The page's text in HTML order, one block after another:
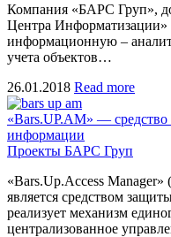
Компания «БАРС Груп»,
Центра Информатизации»
информационную –
учета объектов…
26.01.2018 Read more
«Bars.UP.AM» —
информации
Проекты БАРС Груп
«Bars.Up.Access
является средством
реализует механизм
централизованное